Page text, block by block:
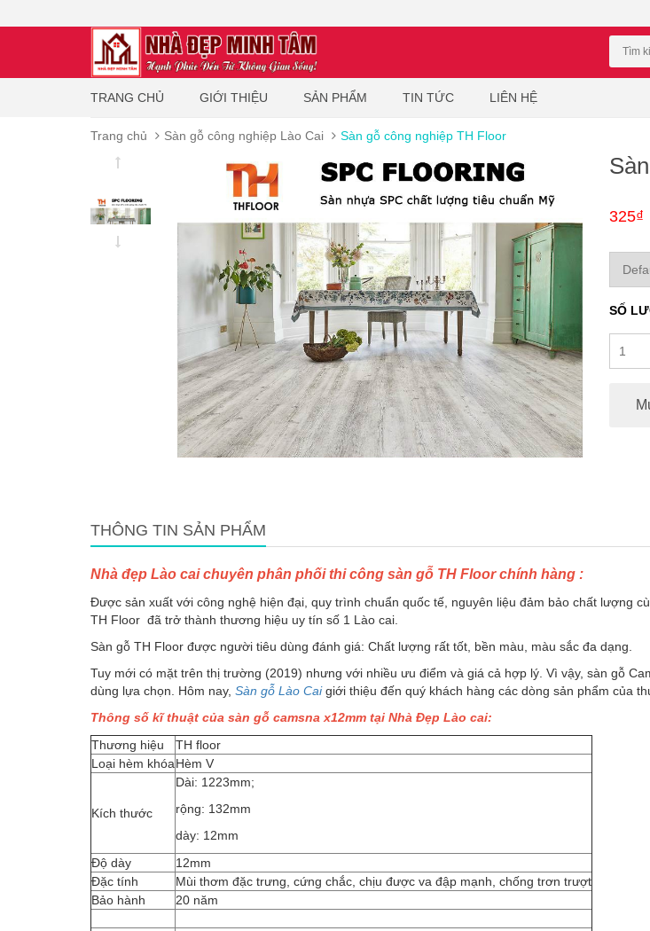
TRANG CHỦ GIỚI THIỆU SẢN PHẨM TIN TỨC LIÊN HỆ
Trang chủ Sàn gỗ công nghiệp Lào Cai Sàn gỗ công nghiệp TH Floor
325₫
SỐ
THÔNG TIN SẢN PHẨM
Nhà đẹp Lào cai chuyên phân phối thi công sàn gỗ TH Floor chính hàng :
Được sản xuất với công nghệ hiện đại, quy trình chuẩn quốc tế, nguyên liệu đảm bảo chất lượng
TH Floor đã trở thành thương hiệu uy tín số 1 Lào cai.
Sàn gỗ TH Floor được người tiêu dùng đánh giá: Chất lượng rất tốt, bền màu, màu sắc đa dạng.
Tuy mới có mặt trên thị trường (2019) nhưng với nhiều ưu điểm và giá cả hợp lý. Vì vậy, sàn gỗ
dùng lựa chọn. Hôm nay, Sàn gỗ Lào Cai giới thiệu đến quý khách hàng các dòng sản phẩm của
Thông số kĩ thuật của sàn gỗ camsna x12mm tại Nhà Đẹp Lào cai:
Thương hiệu
TH floor
Loại hèm khóaHèm V
Kích thước
Dài: 1223mm;
rộng: 132mm
dày: 12mm
Độ dày
12mm
Đặc tính
Mùi thơm đặc trưng, cứng chắc, chịu được va đập mạnh, chống trơn trượt
Bảo hành
20 năm